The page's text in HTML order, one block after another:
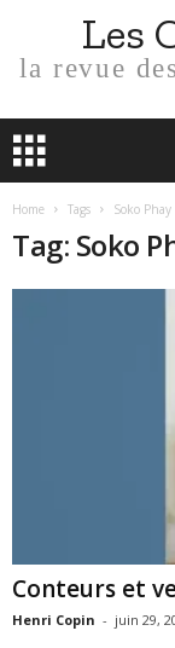
Les
la revue
Home Tags Soko Phay
Tag: Soko
Conteurs et
Henri Copin - juin 29,